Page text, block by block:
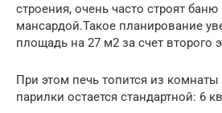
строения, очень часто строят баню
мансардой.Такое планирование
площадь на 27 м2 за счет второго
При этом печь топится из
парилки остается стандартной: 6